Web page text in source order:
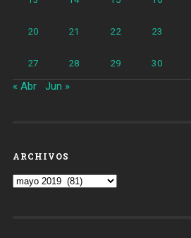
20 21 22 23
27 28 29 30
« Abr Jun »
ARCHIVOS
Archivos